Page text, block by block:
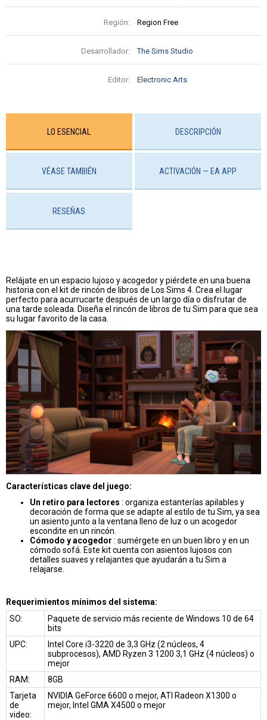
Región: Region Free
Desarrollador: The Sims Studio
Editor: Electronic Arts
LO ESENCIAL DESCRIPCIÓN
VÉASE TAMBIÉN ACTIVACIÓN — EA APP
RESEÑAS
Relájate en un espacio lujoso y acogedor y piérdete en una buena
historia con el kit de rincón de libros de Los Sims 4. Crea el lugar
perfecto para acurrucarte después de un largo día o disfrutar de
una tarde soleada. Diseña el rincón de libros de tu Sim para que sea
su lugar favorito de la casa.
Características clave del juego:
Un retiro para lectores : organiza estanterías apilables y
decoración de forma que se adapte al estilo de tu Sim, ya sea
un asiento junto a la ventana lleno de luz o un acogedor
escondite en un rincón.
Cómodo y acogedor : sumérgete en un buen libro y en un
cómodo sofá. Este kit cuenta con asientos lujosos con
detalles suaves y relajantes que ayudarán a tu Sim a
relajarse.
Requerimientos mínimos del sistema:
SO:
Paquete de servicio más reciente de Windows 10 de 64
bits
UPC:
Intel Core i3-3220 de 3,3 GHz (2 núcleos, 4
subprocesos), AMD Ryzen 3 1200 3,1 GHz (4 núcleos) o
mejor
RAM:
8GB
Tarjeta
de
video:
NVIDIA GeForce 6600 o mejor, ATI Radeon X1300 o
mejor, Intel GMA X4500 o mejor